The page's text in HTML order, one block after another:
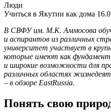
Люди
Учиться в Якутии как дома
В СВФУ им. М.К. Аммосова
и аспирантов из различных
университет участвует в
которые имеют как
и широкие возможности для
различных областях
– в обзоре EastRussia.
Понять свою